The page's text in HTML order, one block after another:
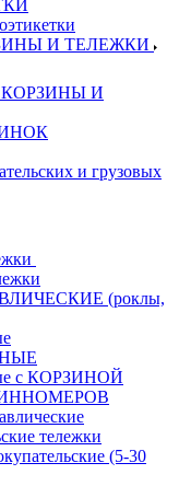
И ТЕЛЕЖКИ
И
и грузовых
(роклы,
с КОРЗИНОЙ
тележки
(5-30